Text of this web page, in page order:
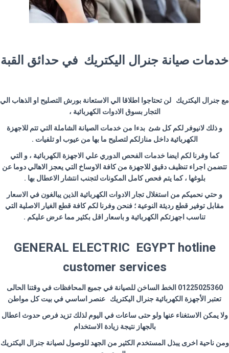
خدمات صيانة جنرال اليكتريك في حدائق القبة
مع جنرال اليكتريك لن تحتاجوا اطلاقا الي الاستعانة بورش التصليح او الذهاب الي
التجار بسوق الادوات الكهربائية ،
و ذلك لانيوفر لكم كل شئ بدءا من خدمات الصيانة الشاملة التي تتم للاجهزة
الكهربائية داخل منازلكم لتصليح ما بها من عيوب او تلفيات .
كما وفرنا لكم ايضا خدمات الفحص الدوري علي الاجهزة الكهربائية ، و التي
تتضمن اجراء تنظيف دقيق للاجهزة من كافة الاوساخ التي يعجز الاهالي دوما عن
بلوغها ، كما يتم فحص كامل المكونات لتجنب انتشار الاعطال بها .
و حتي نحميكم من استغلال تجار الادوات الكهربائية الذين يبالغون في الاسعار
مقابل توفير قطع رديئة النوعية ؛ فنحن وفرنا لكم كافة قطع الغيار الاصلية التي
تناسب اجهزتكم الكهربائية و باسعار اقل بكثير مما عرض عليكم .
GENERAL ELECTRIC EGYPT hotline
customer services
01225025360 الخط الساخن للصيانة في جميع المحافظات في وقتنا الحالى
تعتبر الأجهزة الكهربائية جنرال اليكتريك عنصر اساسي في بيت كل مواطن
ولا يمكن الاستغناء عنها ولو حتى ساعات في اليوم لذلك تزيد فرص حدوث اعطال
بالجهاز نتيجة زيادة الاستخدام
ومن ناحية اخرى يبذل المستخدم الكثير من الجهد للوصول لصيانة جنرال اليكتريك